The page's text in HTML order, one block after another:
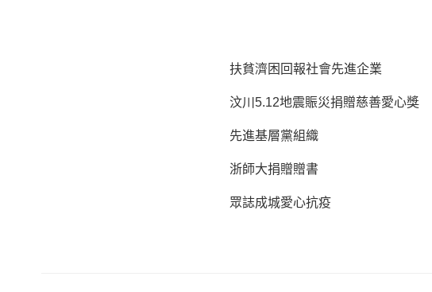
扶貧濟困回報社會先進企業
汶川5.12地震賑災捐贈慈善愛心獎
先進基層黨組織
浙師大捐贈贈書
眾誌成城愛心抗疫